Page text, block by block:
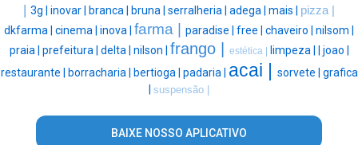
| 3g | inovar | branca | bruna | serralheria | adega | mais | pizza |
dkfarma | cinema | inova | farma | paradise | free | chaveiro | nilsom |
praia | prefeitura | delta | nilson | frango | estética | limpeza |
joao |
restaurante |
borracharia | bertioga | padaria | acai | sorvete | grafica
suspensão |
BAIXE NOSSO APLICATIVO